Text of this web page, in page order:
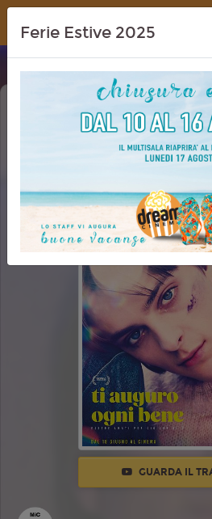
Dream Cinema
TI AUGURO OGNI
ALL THE BEST)
GUARDA IL
Ferie Estive 2025